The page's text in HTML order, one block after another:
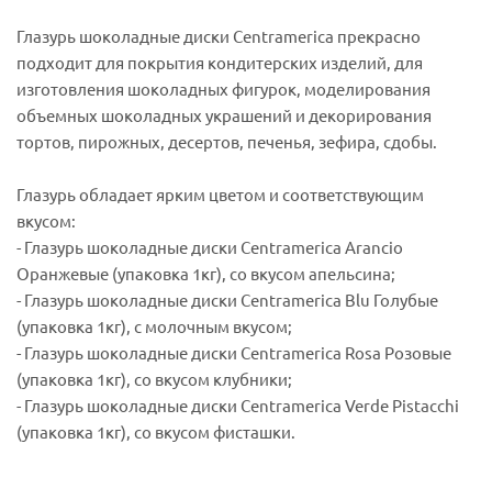
Глазурь шоколадные диски Centramerica прекрасно
подходит для покрытия кондитерских изделий, для
изготовления шоколадных фигурок, моделирования
объемных шоколадных украшений и декорирования
тортов, пирожных, десертов, печенья, зефира, сдобы.
Глазурь обладает ярким цветом и соответствующим
вкусом:
- Глазурь шоколадные диски Centramerica Arancio
Оранжевые (упаковка 1кг), со вкусом апельсина;
- Глазурь шоколадные диски Centramerica Blu Голубые
(упаковка 1кг), с молочным вкусом;
- Глазурь шоколадные диски Centramerica Rosa Розовые
(упаковка 1кг), со вкусом клубники;
- Глазурь шоколадные диски Centramerica Verde Pistacchi
(упаковка 1кг), со вкусом фисташки.